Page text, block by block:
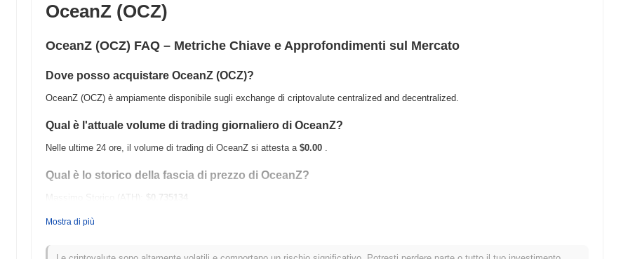
OceanZ (OCZ)
OceanZ (OCZ) FAQ – Metriche Chiave e Approfondimenti sul Mercato
Dove posso acquistare OceanZ (OCZ)?
OceanZ (OCZ) è ampiamente disponibile sugli exchange di criptovalute centralized and decentralized.
Qual è l'attuale volume di trading giornaliero di OceanZ?
Nelle ultime 24 ore, il volume di trading di OceanZ si attesta a $0.00 .
Qual è lo storico della fascia di prezzo di OceanZ?
Massimo Storico (ATH):
$0.735134
Mostra di più